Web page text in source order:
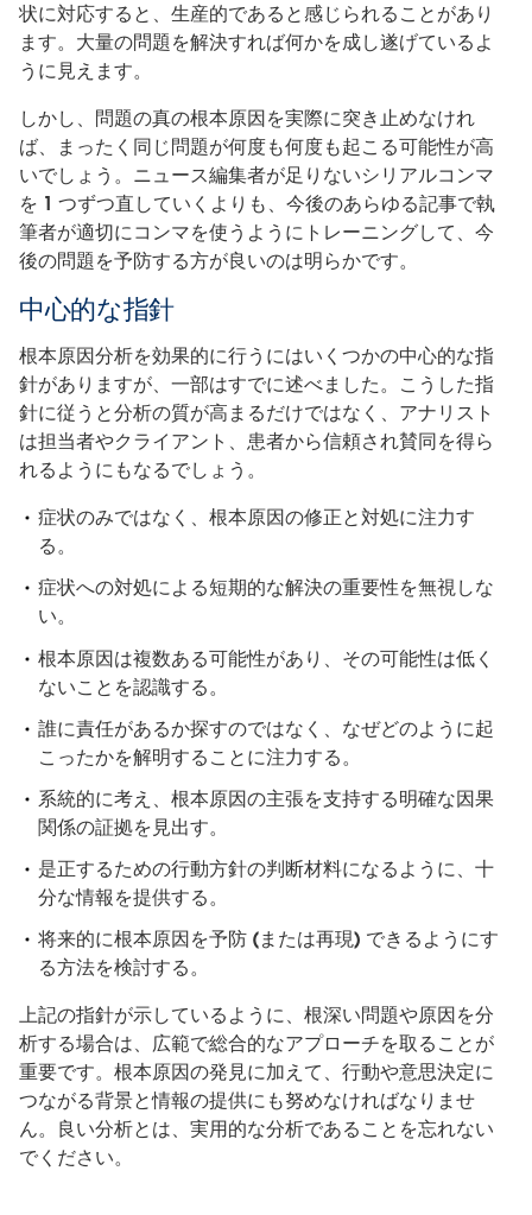
状に対応すると、生産的であると感じられることがあり
ます。大量の問題を解決すれば何かを成し遂げているよ
うに見えます。
しかし、問題の真の根本原因を実際に突き止めなけれ
ば、まったく同じ問題が何度も何度も起こる可能性が高
いでしょう。ニュース編集者が足りないシリアルコンマ
を 1 つずつ直していくよりも、今後のあらゆる記事で執
筆者が適切にコンマを使うようにトレーニングして、今
後の問題を予防する方が良いのは明らかです。
中心的な指針
根本原因分析を効果的に行うにはいくつかの中心的な指
針がありますが、一部はすでに述べました。こうした指
針に従うと分析の質が高まるだけではなく、アナリスト
は担当者やクライアント、患者から信頼され賛同を得ら
れるようにもなるでしょう。
症状のみではなく、根本原因の修正と対処に注力す
る。
症状への対処による短期的な解決の重要性を無視しな
い。
根本原因は複数ある可能性があり、その可能性は低く
ないことを認識する。
誰に責任があるか探すのではなく、なぜどのように起
こったかを解明することに注力する。
系統的に考え、根本原因の主張を支持する明確な因果
関係の証拠を見出す。
是正するための行動方針の判断材料になるように、十
分な情報を提供する。
将来的に根本原因を予防 (または再現) できるようにす
る方法を検討する。
上記の指針が示しているように、根深い問題や原因を分
析する場合は、広範で総合的なアプローチを取ることが
重要です。根本原因の発見に加えて、行動や意思決定に
つながる背景と情報の提供にも努めなければなりませ
ん。良い分析とは、実用的な分析であることを忘れない
でください。